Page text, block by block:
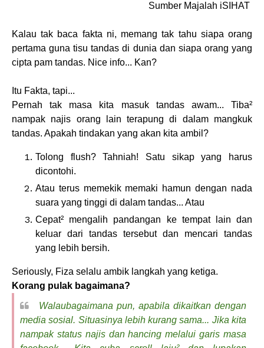
Sumber Majalah iSIHAT
Kalau tak baca fakta ni, memang tak tahu siapa orang
pertama guna tisu tandas di dunia dan siapa orang yang
cipta pam tandas. Nice info... Kan?
Itu Fakta, tapi...
Pernah tak masa kita masuk tandas awam... Tiba²
nampak najis orang lain terapung di dalam mangkuk
tandas. Apakah tindakan yang akan kita ambil?
Tolong flush? Tahniah! Satu sikap yang harus
dicontohi.
Atau terus memekik memaki hamun dengan nada
suara yang tinggi di dalam tandas... Atau
Cepat² mengalih pandangan ke tempat lain dan
keluar dari tandas tersebut dan mencari tandas
yang lebih bersih.
Seriously, Fiza selalu ambik langkah yang ketiga.
Korang pulak bagaimana?
Walaubagaimana pun, apabila dikaitkan dengan
media sosial. Situasinya lebih kurang sama... Jika kita
nampak status najis dan hancing melalui garis masa